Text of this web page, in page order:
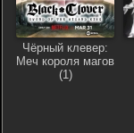
Чёрный клевер:
Меч короля магов
(1)